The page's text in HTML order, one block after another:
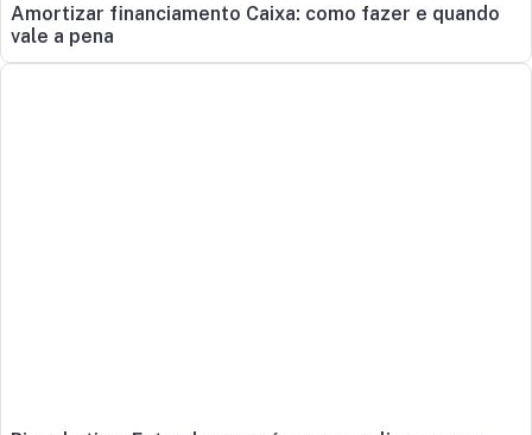
Amortizar financiamento Caixa: como fazer e quando
vale a pena